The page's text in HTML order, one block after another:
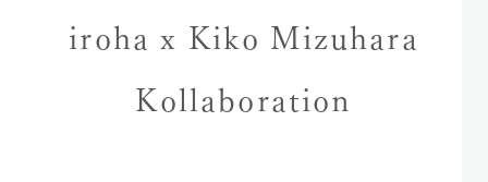
iroha x Kiko Mizuhara
Kollaboration